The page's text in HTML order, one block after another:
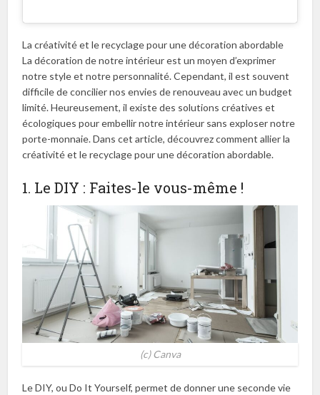
La créativité et le recyclage pour une décoration abordable
La décoration de notre intérieur est un moyen d’exprimer
notre style et notre personnalité. Cependant, il est souvent
difficile de concilier nos envies de renouveau avec un budget
limité. Heureusement, il existe des solutions créatives et
écologiques pour embellir notre intérieur sans exploser notre
porte-monnaie. Dans cet article, découvrez comment allier la
créativité et le recyclage pour une décoration abordable.
1. Le DIY : Faites-le vous-même !
(c) Canva
Le DIY, ou Do It Yourself, permet de donner une seconde vie